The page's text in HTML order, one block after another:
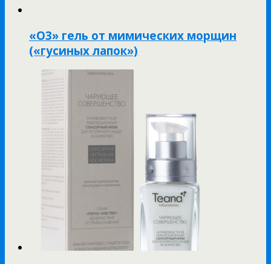
«O3» гель от мимических морщин
(«гусиных лапок»)